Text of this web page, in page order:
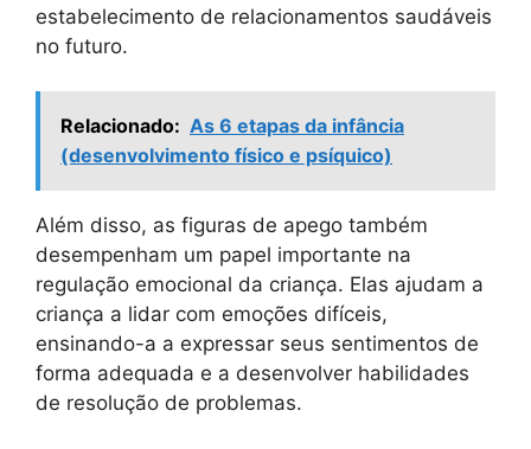
estabelecimento de relacionamentos saudáveis
no futuro.
Relacionado: As 6 etapas da infância
(desenvolvimento físico e psíquico)
Além disso, as figuras de apego também
desempenham um papel importante na
regulação emocional da criança. Elas ajudam a
criança a lidar com emoções difíceis,
ensinando-a a expressar seus sentimentos de
forma adequada e a desenvolver habilidades
de resolução de problemas.